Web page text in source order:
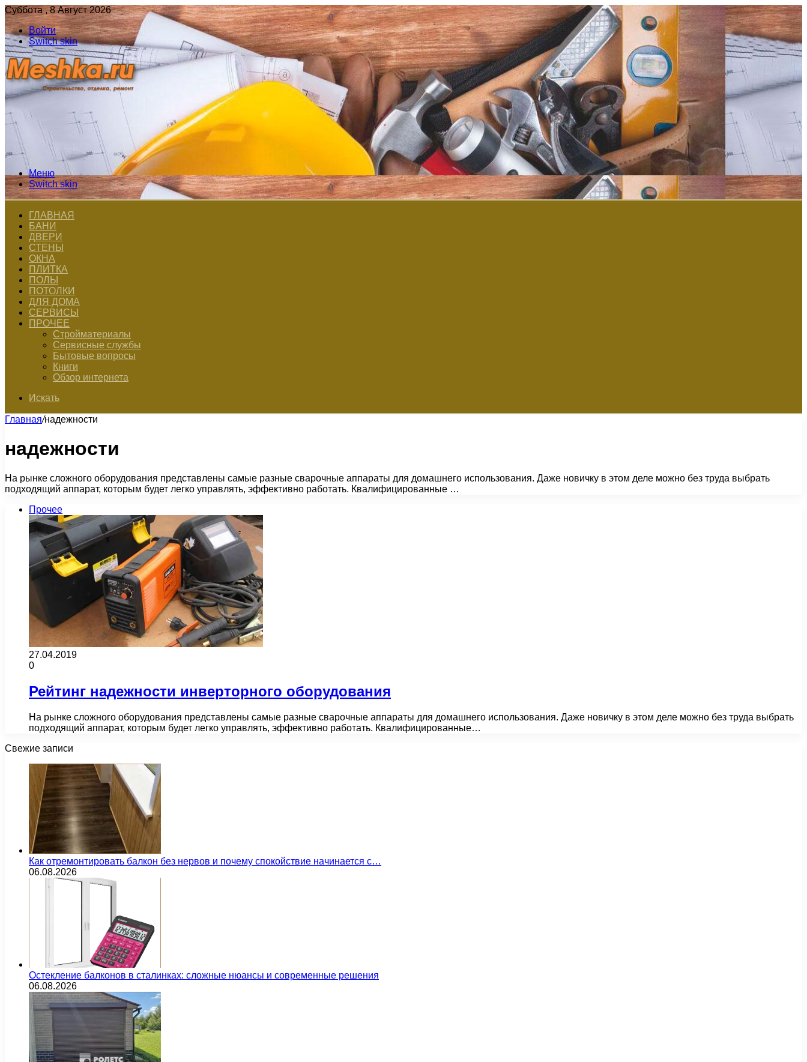
Суббота , 8 Август 2026
Войти
Switch skin
Меню
Switch skin
ГЛАВНАЯ
БАНИ
ДВЕРИ
СТЕНЫ
ОКНА
ПЛИТКА
ПОЛЫ
ПОТОЛКИ
ДЛЯ ДОМА
СЕРВИСЫ
ПРОЧЕЕ
Стройматериалы
Сервисные службы
Бытовые вопросы
Книги
Обзор интернета
Искать
Главная/надежности
надежности
На рынке сложного оборудования представлены самые разные сварочные аппараты для домашнего использования. Даже новичку в этом деле можно без труда выбрать
подходящий аппарат, которым будет легко управлять, эффективно работать. Квалифицированные …
Прочее
27.04.2019
0
Рейтинг надежности инверторного оборудования
На рынке сложного оборудования представлены самые разные сварочные аппараты для домашнего использования. Даже новичку в этом деле можно без труда выбрать
подходящий аппарат, которым будет легко управлять, эффективно работать. Квалифицированные…
Свежие записи
Как отремонтировать балкон без нервов и почему спокойствие начинается с…
06.08.2026
Остекление балконов в сталинках: сложные нюансы и современные решения
06.08.2026